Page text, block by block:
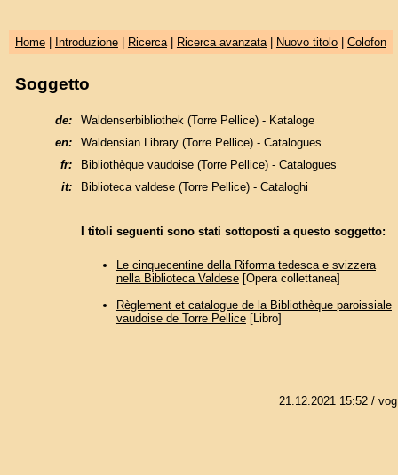
Home| Introduzione| Ricerca| Ricerca avanzata| Nuovo titolo| Colofon
Soggetto
de:
Waldenserbibliothek (Torre Pellice) - Kataloge
en:
Waldensian Library (Torre Pellice) - Catalogues
fr:
Bibliothèque vaudoise (Torre Pellice) - Catalogues
it:
Biblioteca valdese (Torre Pellice) - Cataloghi
I titoli seguenti sono stati sottoposti a questo soggetto:
Le cinquecentine della Riforma tedesca e svizzera
nella Biblioteca Valdese[Opera collettanea]
Règlement et catalogue de la Bibliothèque paroissiale
vaudoise de Torre Pellice[Libro]
21.12.2021 15:52/ vog